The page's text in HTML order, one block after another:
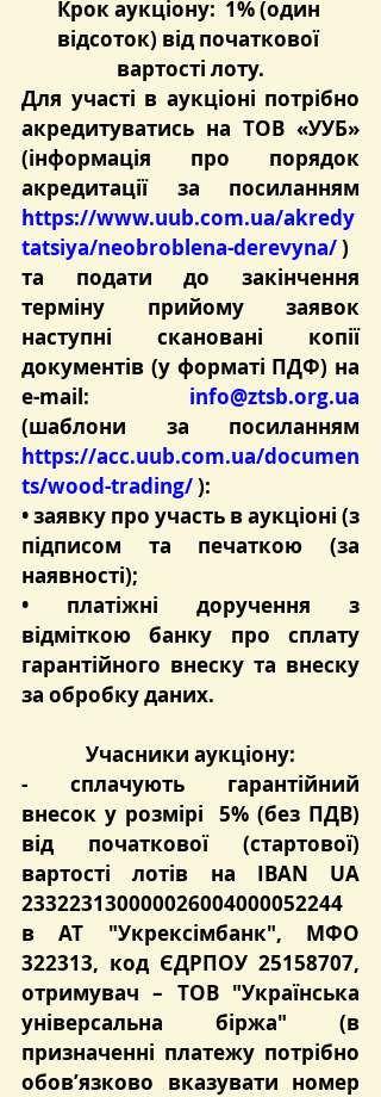
Крок аукціону:  1% (один
відсоток) від початкової
вартості лоту.
Для участі в аукціоні потрібно
акредитуватись на ТОВ «УУБ»
(інформація про порядок
https://www.uub.com.ua/akredy
tatsiya/neobroblena-derevyna/ )
та подати до закінчення
терміну прийому заявок
наступні скановані копії
документів (у форматі ПДФ) на
e-mail: info@ztsb.org.ua
https://acc.uub.com.ua/documen
ts/wood-trading/ ):
• заявку про участь в аукціоні (з
підписом та печаткою (за
наявності);
• платіжні доручення з
відміткою банку про сплату
гарантійного внеску та внеску
за обробку даних.
Учасники аукціону:
- сплачують гарантійний
внесок у розмірі 5% (без ПДВ)
від початкової (стартової)
вартості лотів на
233223130000026004000052244
в АТ "Укрексімбанк"
322313, код ЄДРПОУ 25158707,
отримувач – ТОВ "Українська
універсальна біржа" (в
призначенні платежу потрібно
обов’язково вказувати номер